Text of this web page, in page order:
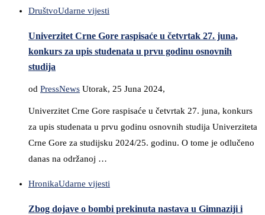
DruštvoUdarne vijesti
Univerzitet Crne Gore raspisaće u četvrtak 27. juna,
konkurs za upis studenata u prvu godinu osnovnih
studija
od PressNews Utorak, 25 Juna 2024,
Univerzitet Crne Gore raspisaće u četvrtak 27. juna, konkurs
za upis studenata u prvu godinu osnovnih studija Univerziteta
Crne Gore za studijsku 2024/25. godinu. O tome je odlučeno
danas na održanoj …
HronikaUdarne vijesti
Zbog dojave o bombi prekinuta nastava u Gimnaziji i